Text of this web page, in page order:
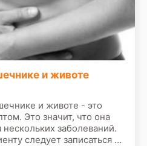
и животе
и животе - это
Это значит, что она
заболеваний.
следует записаться на